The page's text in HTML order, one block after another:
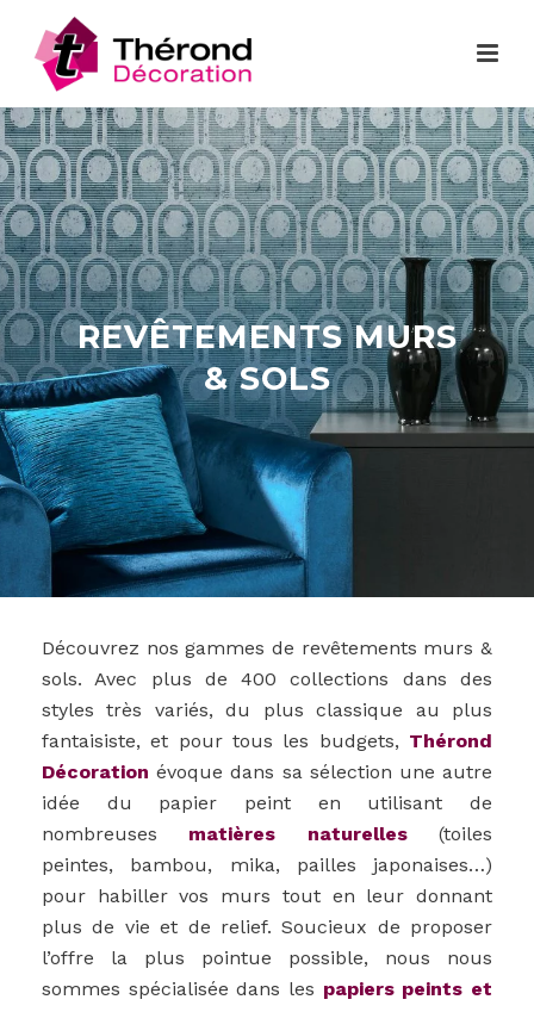
REVÊTEMENTS MURS
& SOLS
Découvrez nos gammes de revêtements murs &
sols. Avec plus de 400 collections dans des
styles très variés, du plus classique au plus
fantaisiste, et pour tous les budgets, Thérond
Décoration évoque dans sa sélection une autre
idée du papier peint en utilisant de
nombreuses matières naturelles(toiles
peintes, bambou, mika, pailles japonaises…)
pour habiller vos murs tout en leur donnant
plus de vie et de relief. Soucieux de proposer
l’offre la plus pointue possible, nous nous
sommes spécialisée dans les papiers peints et